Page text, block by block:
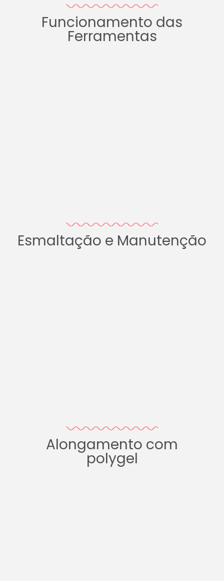
Funcionamento das
Ferramentas
Esmaltação e Manutenção
Alongamento com
polygel